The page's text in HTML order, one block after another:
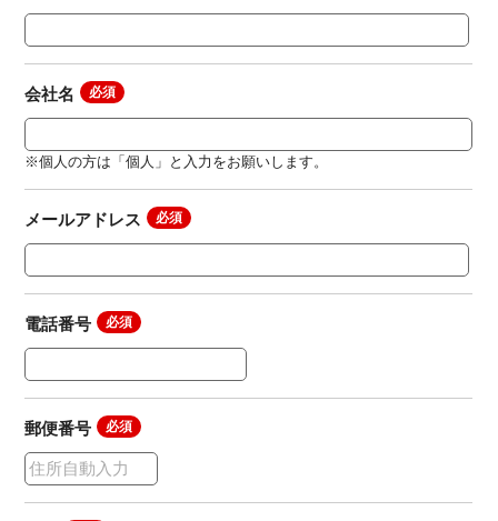
会社名
※個人の方は「個人」と入力をお願いします。
メールアドレス
電話番号
郵便番号